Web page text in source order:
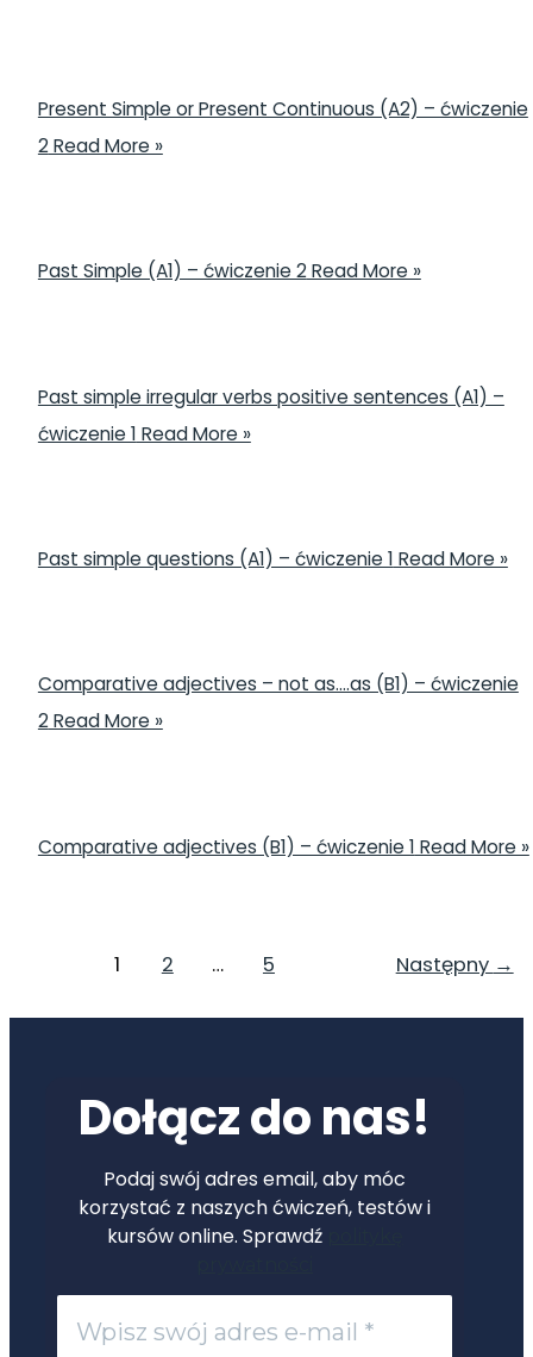
Present Simple or Present Continuous (A2) – ćwiczenie
2Read More »
Past Simple (A1) – ćwiczenie 2Read More »
Past simple irregular verbs positive sentences (A1) –
ćwiczenie 1 Read More »
Past simple questions (A1) – ćwiczenie 1 Read More »
Comparative adjectives – not as….as (B1) – ćwiczenie
2Read More »
Comparative adjectives (B1) – ćwiczenie 1 Read More »
1 2 … 5 Następny →
Dołącz do nas!
Podaj swój adres email, aby móc
korzystać z naszych ćwiczeń, testów i
kursów online. Sprawdź